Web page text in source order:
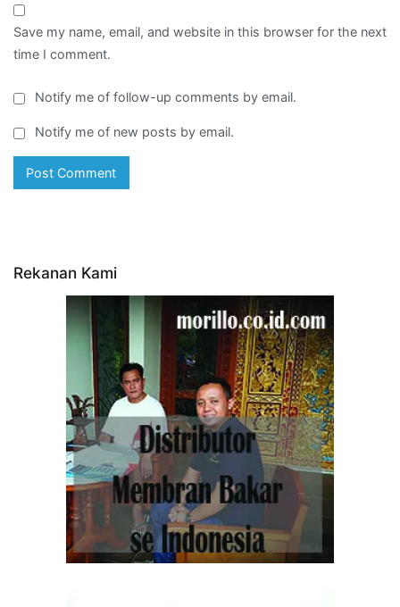
Save my name, email, and website in this browser for the next
time I comment.
Notify me of follow-up comments by email.
Notify me of new posts by email.
Rekanan Kami